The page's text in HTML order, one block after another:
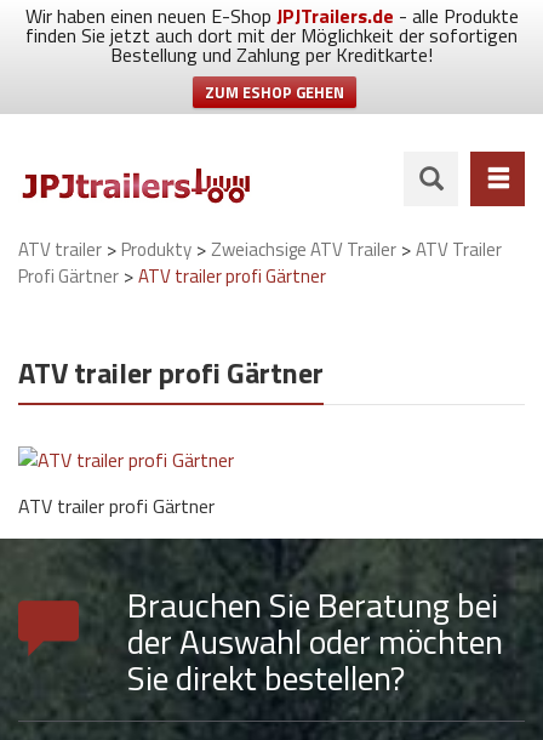
Wir haben einen neuen E-Shop JPJTrailers.de - alle Produkte
finden Sie jetzt auch dort mit der Möglichkeit der sofortigen
Bestellung und Zahlung per Kreditkarte!
ZUM ESHOP GEHEN
ATV trailer >Produkty >Zweiachsige ATV Trailer >ATV Trailer
Profi Gärtner >ATV trailer profi Gärtner
ATV trailer profi Gärtner
ATV trailer profi Gärtner
Brauchen Sie Beratung bei
der Auswahl oder möchten
Sie direkt bestellen?